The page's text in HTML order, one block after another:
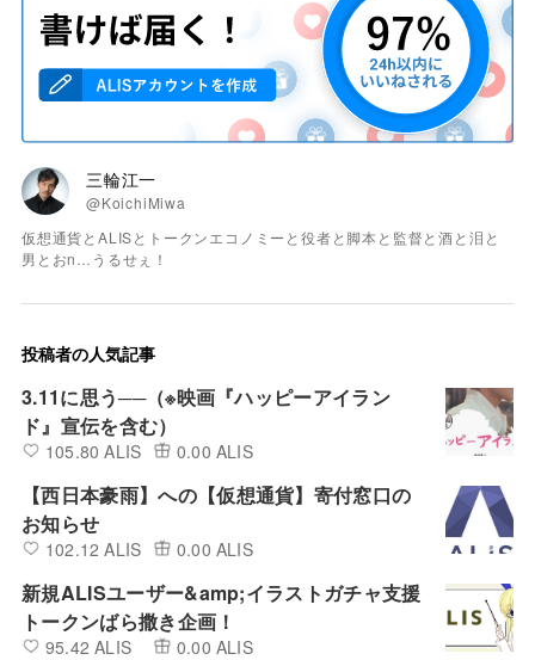
三輪江一
@KoichiMiwa
仮想通貨とALISとトークンエコノミーと役者と脚本と監督と酒と泪と
男とおn…うるせぇ！
投稿者の人気記事
3.11に思う──（※映画『ハッピーアイラン
ド』宣伝を含む）
105.80 ALIS 0.00 ALIS
【西日本豪雨】への【仮想通貨】寄付窓口の
お知らせ
102.12 ALIS 0.00 ALIS
新規ALISユーザー&amp;イラストガチャ支援
トークンばら撒き企画！
95.42 ALIS 0.00 ALIS